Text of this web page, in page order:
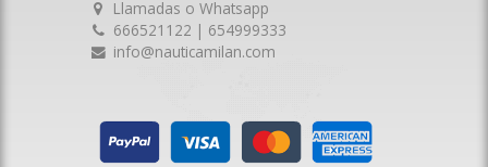
Llamadas o Whatsapp
666521122 | 654999333
info@nauticamilan.com